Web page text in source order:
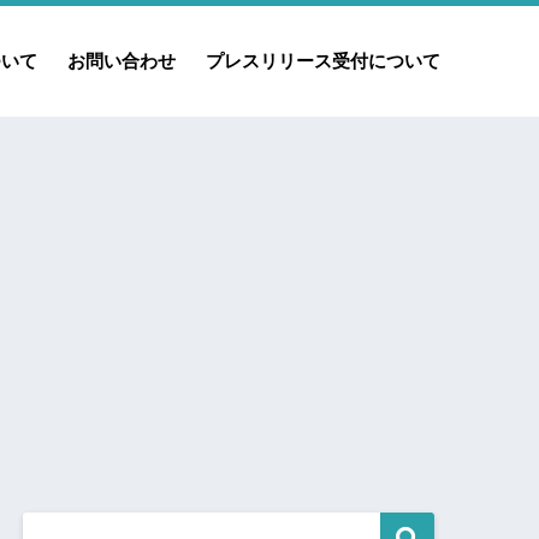
て お問い合わせ プレスリリース受付について